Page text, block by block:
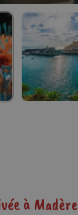
à Madère